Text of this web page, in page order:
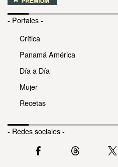
- Portales -
Crítica
Panamá América
Día a Día
Mujer
Recetas
- Redes sociales -